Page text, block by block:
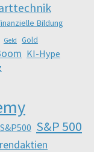
Bildung
Geld Gold
KI-Hype
S&P500 S&P 500